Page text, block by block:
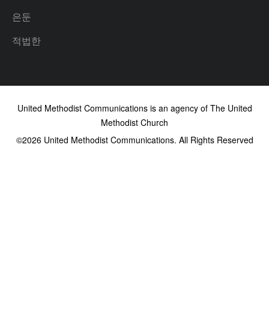
은둔
적법한
United Methodist Communications is an agency of The United
Methodist Church
©2026United Methodist Communications. All Rights Reserved